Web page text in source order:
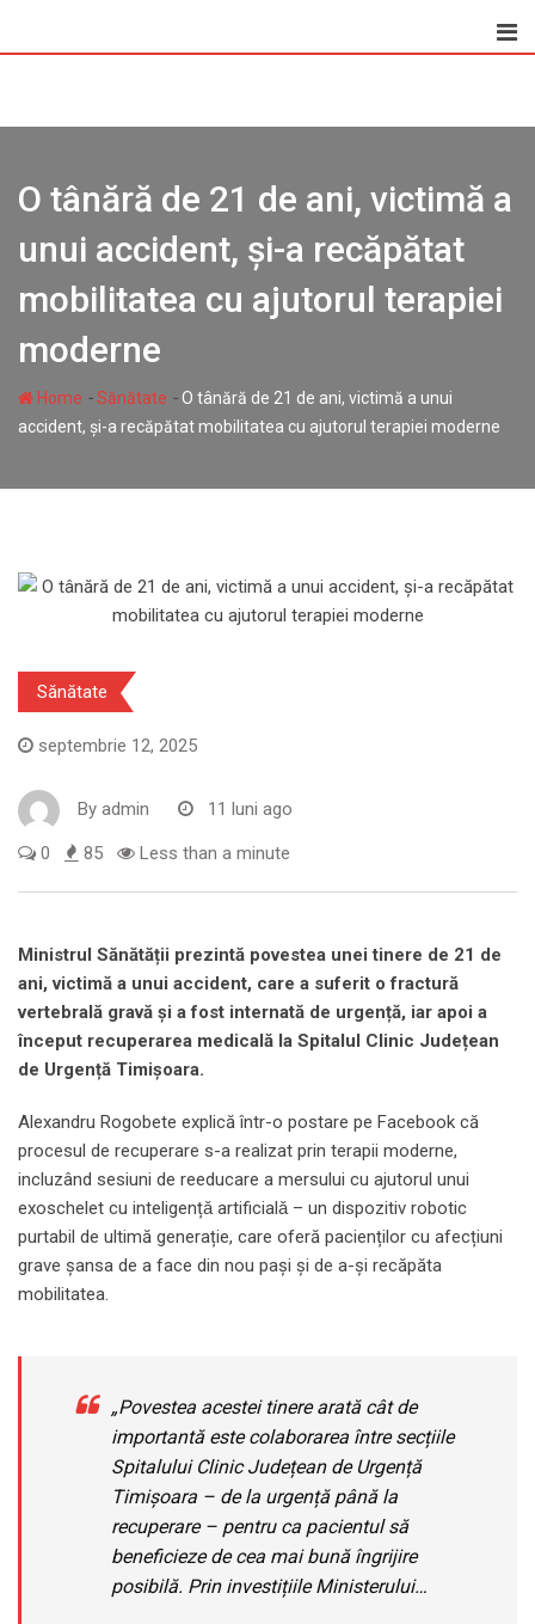
O tânără de 21 de ani, victimă a
unui accident, și-a recăpătat
mobilitatea cu ajutorul terapiei
moderne
Home -Sănătate -O tânără de 21 de ani, victimă a unui
accident, și-a recăpătat mobilitatea cu ajutorul terapiei moderne
Sănătate
septembrie 12, 2025
By admin 11 luni ago
0 85 Less than a minute
Ministrul Sănătății prezintă povestea unei tinere de 21 de
ani, victimă a unui accident, care a suferit o fractură
vertebrală gravă și a fost internată de urgență, iar apoi a
început recuperarea medicală la Spitalul Clinic Județean
de Urgență Timișoara.
Alexandru Rogobete explică într-o postare pe Facebook că
procesul de recuperare s-a realizat prin terapii moderne,
incluzând sesiuni de reeducare a mersului cu ajutorul unui
exoschelet cu inteligențǎ artificialǎ – un dispozitiv robotic
purtabil de ultimă generație, care oferă pacienților cu afecțiuni
grave șansa de a face din nou pași și de a-și recăpăta
mobilitatea.
„Povestea acestei tinere arată cât de
importantă este colaborarea între secțiile
Spitalului Clinic Județean de Urgență
Timișoara – de la urgență până la
recuperare – pentru ca pacientul să
beneficieze de cea mai bună îngrijire
posibilă. Prin investițiile Ministerului…